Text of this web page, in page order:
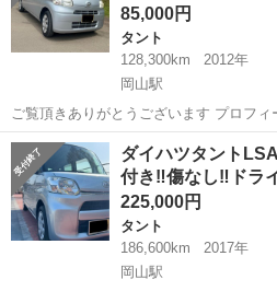
85,000円
タント
128,300km
2012年
岡山駅
ご覧頂きありがとうございます プロフ
ローお願いします。 メーカー： ダイハツ 車名： タント グレ
ード： L
岡山 倉敷市 岡山駅 タント
ダイハツタント
付き‼️傷なし‼️ドラ
225,000円
タント
186,600km
2017年
岡山駅